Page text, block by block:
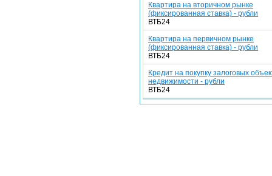
Квартира на вторичном рынке
(фиксированная ставка) - рубли
ВТБ24
Квартира на первичном рынке
(фиксированная ставка) - рубли
ВТБ24
Кредит на покупку залоговых
недвижимости - рубли
ВТБ24